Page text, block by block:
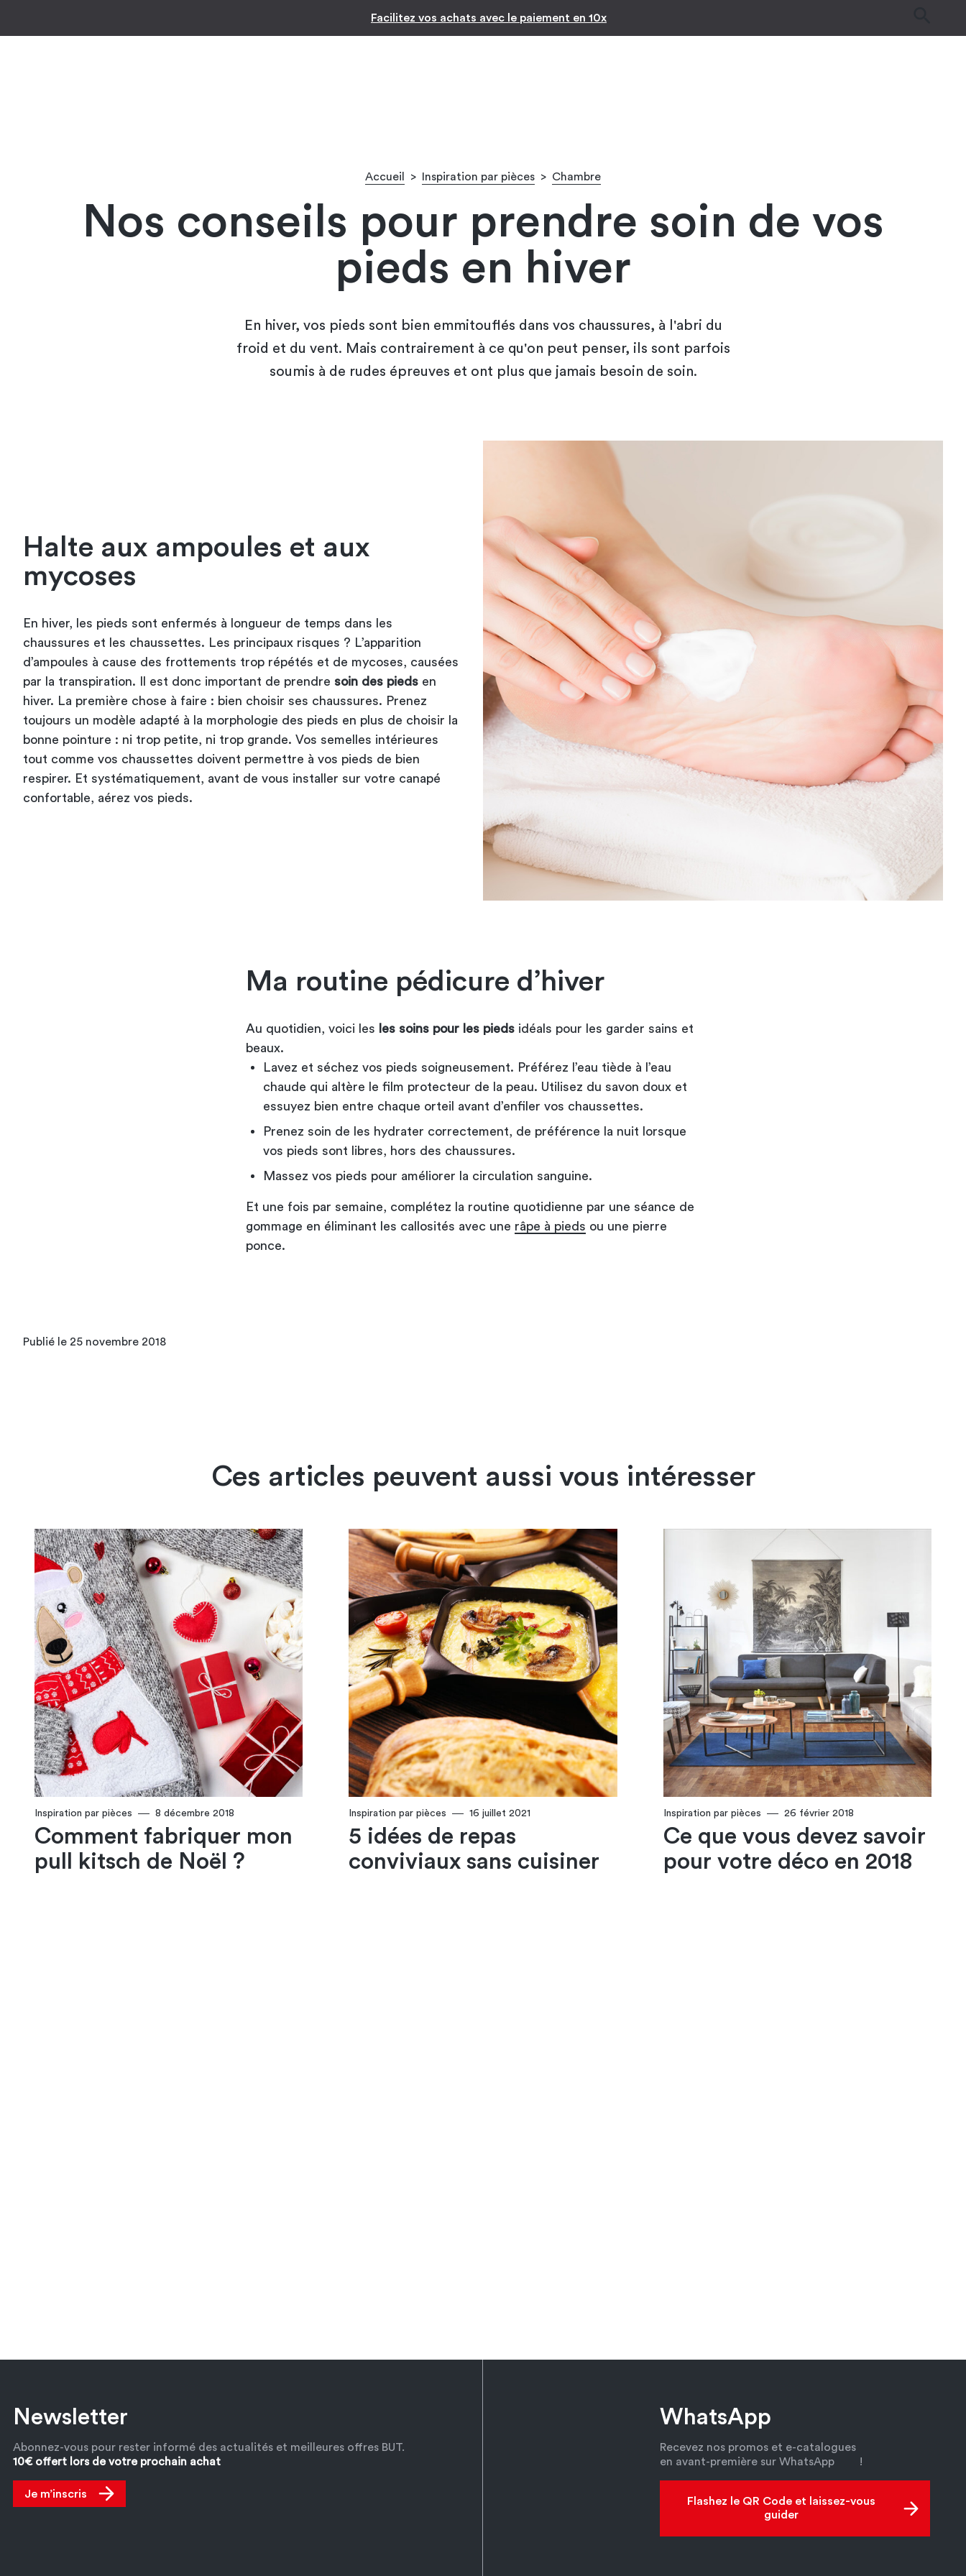
Facilitez vos achats avec le paiement en 10x
Inspiration par pièces
Accueil > Inspiration par pièces > Chambre
Nos conseils pour prendre soin de vos
pieds en hiver
En hiver, vos pieds sont bien emmitouflés dans vos chaussures, à l'abri du
froid et du vent. Mais contrairement à ce qu'on peut penser, ils sont parfois
soumis à de rudes épreuves et ont plus que jamais besoin de soin.
Halte aux ampoules et aux
mycoses
En hiver, les pieds sont enfermés à longueur de temps dans les
chaussures et les chaussettes. Les principaux risques ? L’apparition
d’ampoules à cause des frottements trop répétés et de mycoses, causées
par la transpiration. Il est donc important de prendre soin des pieds en
hiver. La première chose à faire : bien choisir ses chaussures. Prenez
toujours un modèle adapté à la morphologie des pieds en plus de choisir la
bonne pointure : ni trop petite, ni trop grande. Vos semelles intérieures
tout comme vos chaussettes doivent permettre à vos pieds de bien
respirer. Et systématiquement, avant de vous installer sur votre canapé
confortable, aérez vos pieds.
Ma routine pédicure d’hiver
Au quotidien, voici les les soins pour les pieds idéals pour les garder sains et
beaux.
Lavez et séchez vos pieds soigneusement. Préférez l’eau tiède à l’eau
chaude qui altère le film protecteur de la peau. Utilisez du savon doux et
essuyez bien entre chaque orteil avant d’enfiler vos chaussettes.
Prenez soin de les hydrater correctement, de préférence la nuit lorsque
vos pieds sont libres, hors des chaussures.
Massez vos pieds pour améliorer la circulation sanguine.
Et une fois par semaine, complétez la routine quotidienne par une séance de
gommage en éliminant les callosités avec une râpe à pieds ou une pierre
ponce.
Publié le 25 novembre 2018
Ces articles peuvent aussi vous intéresser
Inspiration par pièces 8 décembre 2018
Comment fabriquer mon
pull kitsch de Noël ?
Inspiration par pièces 16 juillet 2021
5 idées de repas
conviviaux sans cuisiner
Inspiration par pièces 26 février 2018
Ce que vous devez savoir
pour votre déco en 2018
Newsletter
Abonnez-vous pour rester informé des actualités et meilleures offres BUT.
10€ offert lors de votre prochain achat
Je m’inscris
WhatsApp
Recevez nos promos et e-catalogues
en avant-première sur WhatsApp
!
Flashez le QR Code et laissez-vous
guider